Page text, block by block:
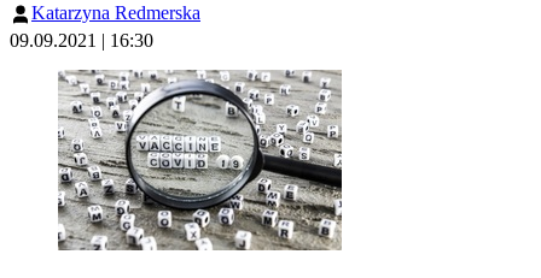
Katarzyna Redmerska
09.09.2021 | 16:30